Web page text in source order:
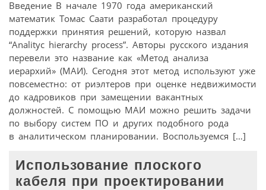
Введение В начале 1970 года американский
математик Томас Саати разработал процедуру
поддержки принятия решений, которую назвал
“Analityc hierarchy process”. Авторы русского издания
перевели это название как «Метод анализа
иерархий» (МАИ). Сегодня этот метод используют уже
повсеместно: от риэлтеров при оценке недвижимости
до кадровиков при замещении вакантных
должностей. С помощью МАИ можно решить задачи
по выбору систем ПО и других подобного рода
в аналитическом планировании. Воспользуемся […]
Использование плоского
кабеля при проектировании